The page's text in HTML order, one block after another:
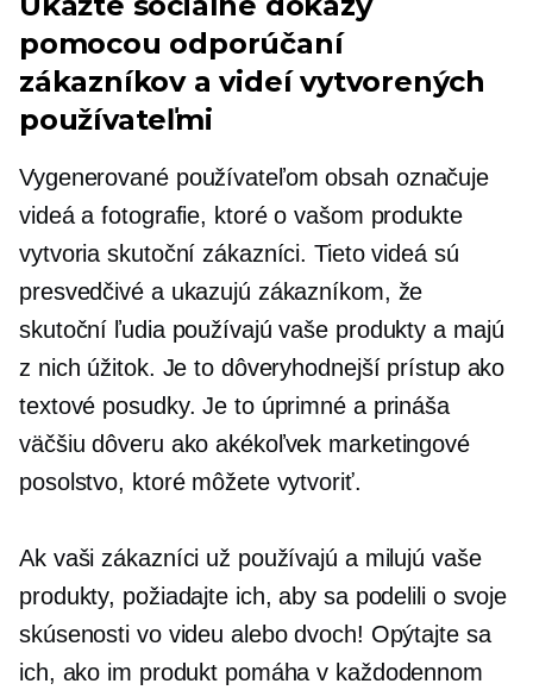
pomocou odporúčaní
zákazníkov a videí vytvorených
používateľmi
Vygenerované používateľom obsah označuje
videá a fotografie, ktoré o vašom produkte
vytvoria skutoční zákazníci. Tieto videá sú
presvedčivé a ukazujú zákazníkom, že
skutoční ľudia používajú vaše produkty a majú
z nich úžitok. Je to dôveryhodnejší prístup ako
textové posudky. Je to úprimné a prináša
väčšiu dôveru ako akékoľvek marketingové
posolstvo, ktoré môžete vytvoriť.
Ak vaši zákazníci už používajú a milujú vaše
produkty, požiadajte ich, aby sa podelili o svoje
skúsenosti vo videu alebo dvoch! Opýtajte sa
ich, ako im produkt pomáha v každodennom